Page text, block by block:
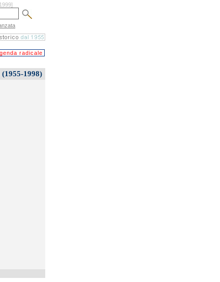
radicale
1998)